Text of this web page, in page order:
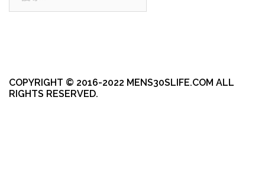
COPYRIGHT © 2016-2022 MENS30SLIFE.COM ALL
RIGHTS RESERVED.